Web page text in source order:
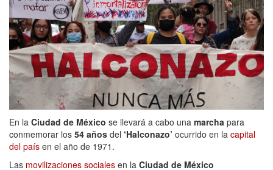
En la Ciudad de México se llevará a cabo una marcha para
conmemorar los 54 años del ‘Halconazo’ ocurrido en la capital
del país en el año de 1971.
Las movilizaciones sociales en la Ciudad de México